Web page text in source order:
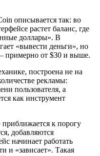
описывается так: во
растет баланс, где
доллары». В
«вывести деньги», но
примерно от $30 и выше.
построена не на
рекламы:
пользователя, а
как инструмент
к порогу
добавляются
начинает работать
и «зависает». Такая